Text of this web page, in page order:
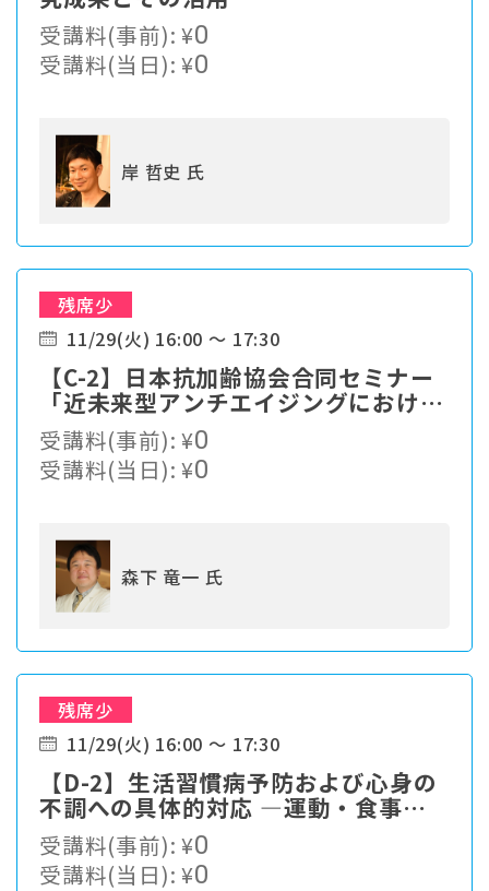
受講料(事前):¥0
受講料(当日):¥0
岸 哲史 氏
残席少
11/29(火) 16:00 ～ 17:30
【C-2】日本抗加齢協会合同セミナー
「近未来型アンチエイジングにおける
これからの日本食の目指す方向」
受講料(事前):¥0
受講料(当日):¥0
森下 竜一 氏
残席少
11/29(火) 16:00 ～ 17:30
【D-2】生活習慣病予防および心身の
不調への具体的対応 ―運動・食事・
栄養の在り方―
受講料(事前):¥0
受講料(当日):¥0